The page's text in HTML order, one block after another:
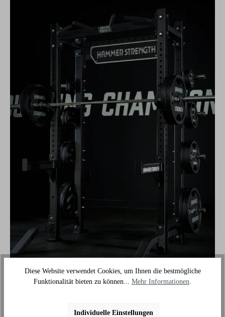
Diese Website verwendet Cookies, um Ihnen die bestmögliche
Funktionalität bieten zu können... Mehr Informationen.
Individuelle Einstellungen